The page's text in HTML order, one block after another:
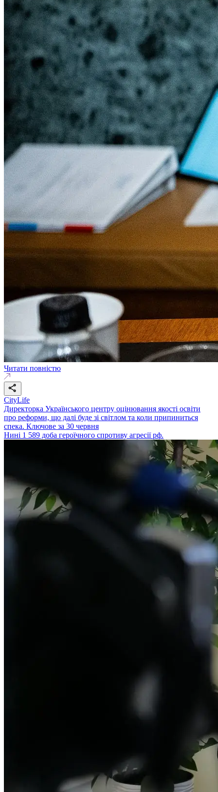
Читати повністю
CityLife
Директорка Українського центру оцінювання якості освіти
про реформи, що далі буде зі світлом та коли припиниться
спека. Ключове за 30 червня
Нині 1 589 доба героїчного спротиву агресії рф.